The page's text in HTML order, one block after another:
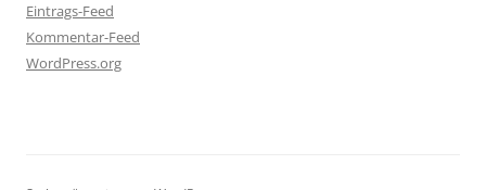
Eintrags-Feed
Kommentar-Feed
WordPress.org